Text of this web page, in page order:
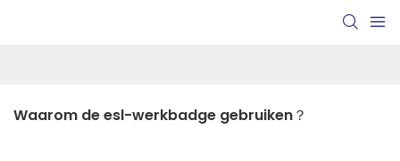
Waarom de esl-werkbadge gebruiken？